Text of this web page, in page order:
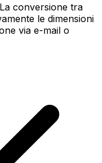
conversione tra
le dimensioni
via e-mail o